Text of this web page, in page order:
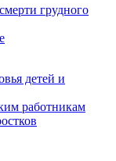
грудного
детей и
работникам